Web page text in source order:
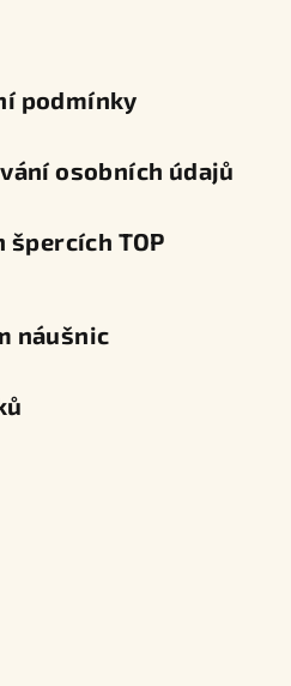
podmínky
osobních údajů
TOP
náušnic